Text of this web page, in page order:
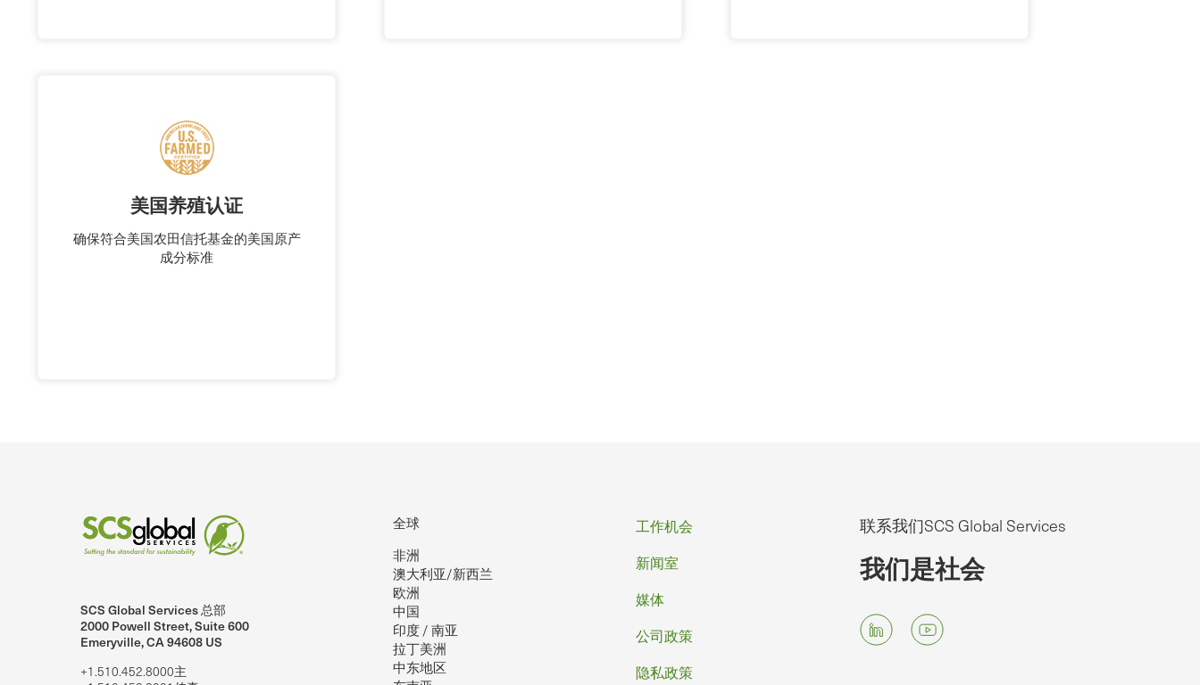
美国养殖认证
确保符合美国农田信托基金的美国原产
成分标准
SCS Global Services 总部
2000 Powell Street, Suite 600
Emeryville, CA 94608 US
+1.510.452.8000主
全球
非洲
澳大利亚/新西兰
欧洲
中国
印度 / 南亚
拉丁美洲
中东地区
页
脚
工作机会
新闻室
媒体
公司政策
隐私政策
联系我们SCS Global Services
我们是社会
上的SCSglobalServices。
SCS Global Services 在YouTube上